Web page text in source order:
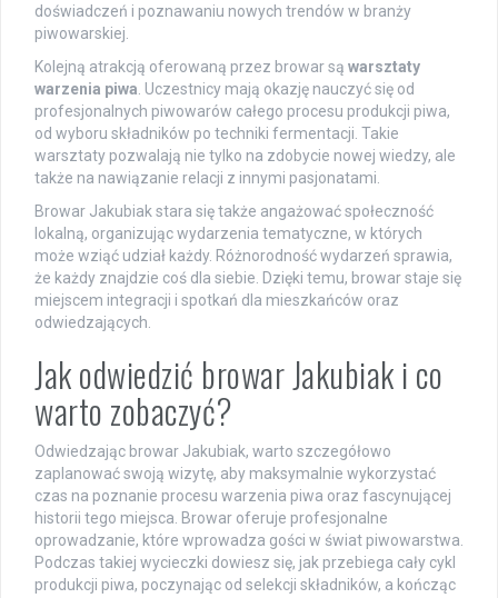
doświadczeń i poznawaniu nowych trendów w branży
piwowarskiej.
Kolejną atrakcją oferowaną przez browar są warsztaty
warzenia piwa . Uczestnicy mają okazję nauczyć się od
profesjonalnych piwowarów całego procesu produkcji piwa,
od wyboru składników po techniki fermentacji. Takie
warsztaty pozwalają nie tylko na zdobycie nowej wiedzy, ale
także na nawiązanie relacji z innymi pasjonatami.
Browar Jakubiak stara się także angażować społeczność
lokalną, organizując wydarzenia tematyczne, w których
może wziąć udział każdy. Różnorodność wydarzeń sprawia,
że każdy znajdzie coś dla siebie. Dzięki temu, browar staje się
miejscem integracji i spotkań dla mieszkańców oraz
odwiedzających.
Jak odwiedzić browar Jakubiak i co
warto zobaczyć?
Odwiedzając browar Jakubiak, warto szczegółowo
zaplanować swoją wizytę, aby maksymalnie wykorzystać
czas na poznanie procesu warzenia piwa oraz fascynującej
historii tego miejsca. Browar oferuje profesjonalne
oprowadzanie, które wprowadza gości w świat piwowarstwa.
Podczas takiej wycieczki dowiesz się, jak przebiega cały cykl
produkcji piwa, poczynając od selekcji składników, a kończąc